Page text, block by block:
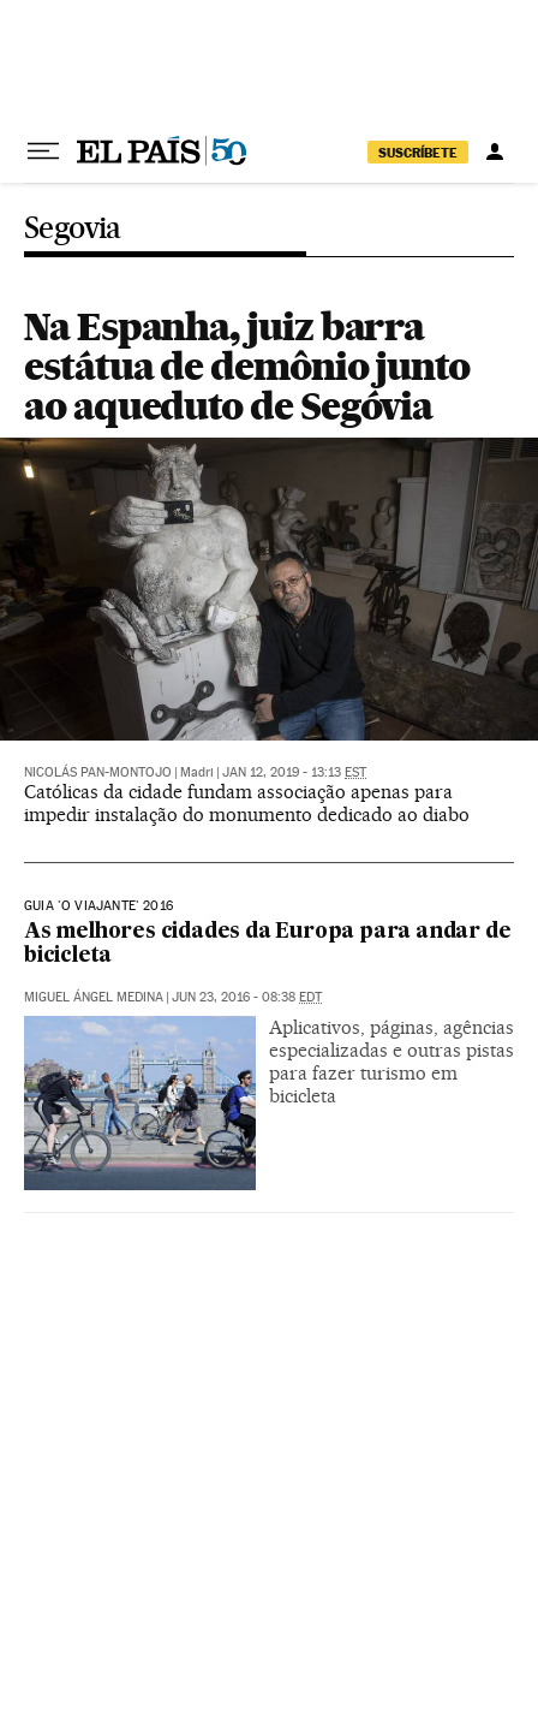
SUSCRÍBETE
Segovia
Na Espanha, juiz barra
estátua de demônio junto
ao aqueduto de Segóvia
NICOLÁS PAN-MONTOJO Madri JAN 12, 2019 - 13:13 EST
Católicas da cidade fundam associação apenas para
impedir instalação do monumento dedicado ao diabo
GUIA 'O VIAJANTE' 2016
As melhores cidades da Europa para andar de
bicicleta
MIGUEL ÁNGEL MEDINA JUN 23, 2016 - 08:38 EDT
Aplicativos, páginas, agências
especializadas e outras pistas
para fazer turismo em
bicicleta